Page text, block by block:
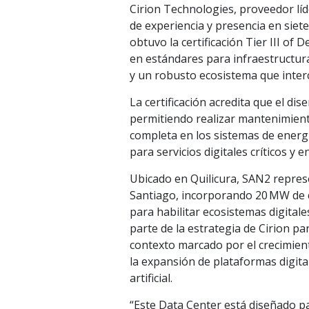
Cirion Technologies, proveedor
de experiencia y presencia en
obtuvo la certificación Tier III of
en estándares para
y un robusto ecosistema que
La certificación acredita que el
permitiendo realizar
completa en los sistemas de
para servicios digitales críticos y
Ubicado en Quilicura, SAN2
Santiago, incorporando 20 MW
para habilitar ecosistemas
parte de la estrategia de Cirion
contexto marcado por el
la expansión de plataformas
artificial.
“Este Data Center está diseñado